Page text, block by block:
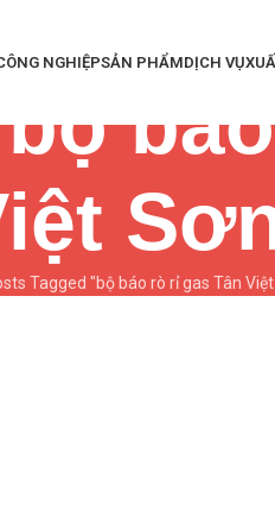
NGHIỆPSẢN PHẨMDỊCH VỤ
Tagged "bộ báo rò rỉ gas Tân Việt